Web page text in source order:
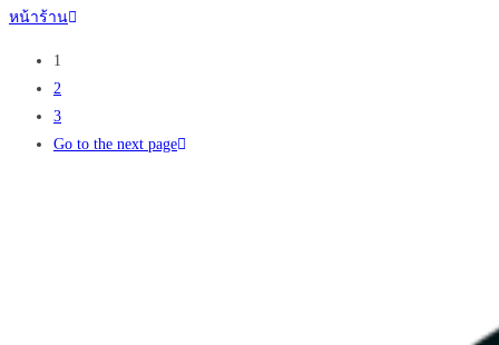
หน้าร้าน
1
2
3
Go to the next page